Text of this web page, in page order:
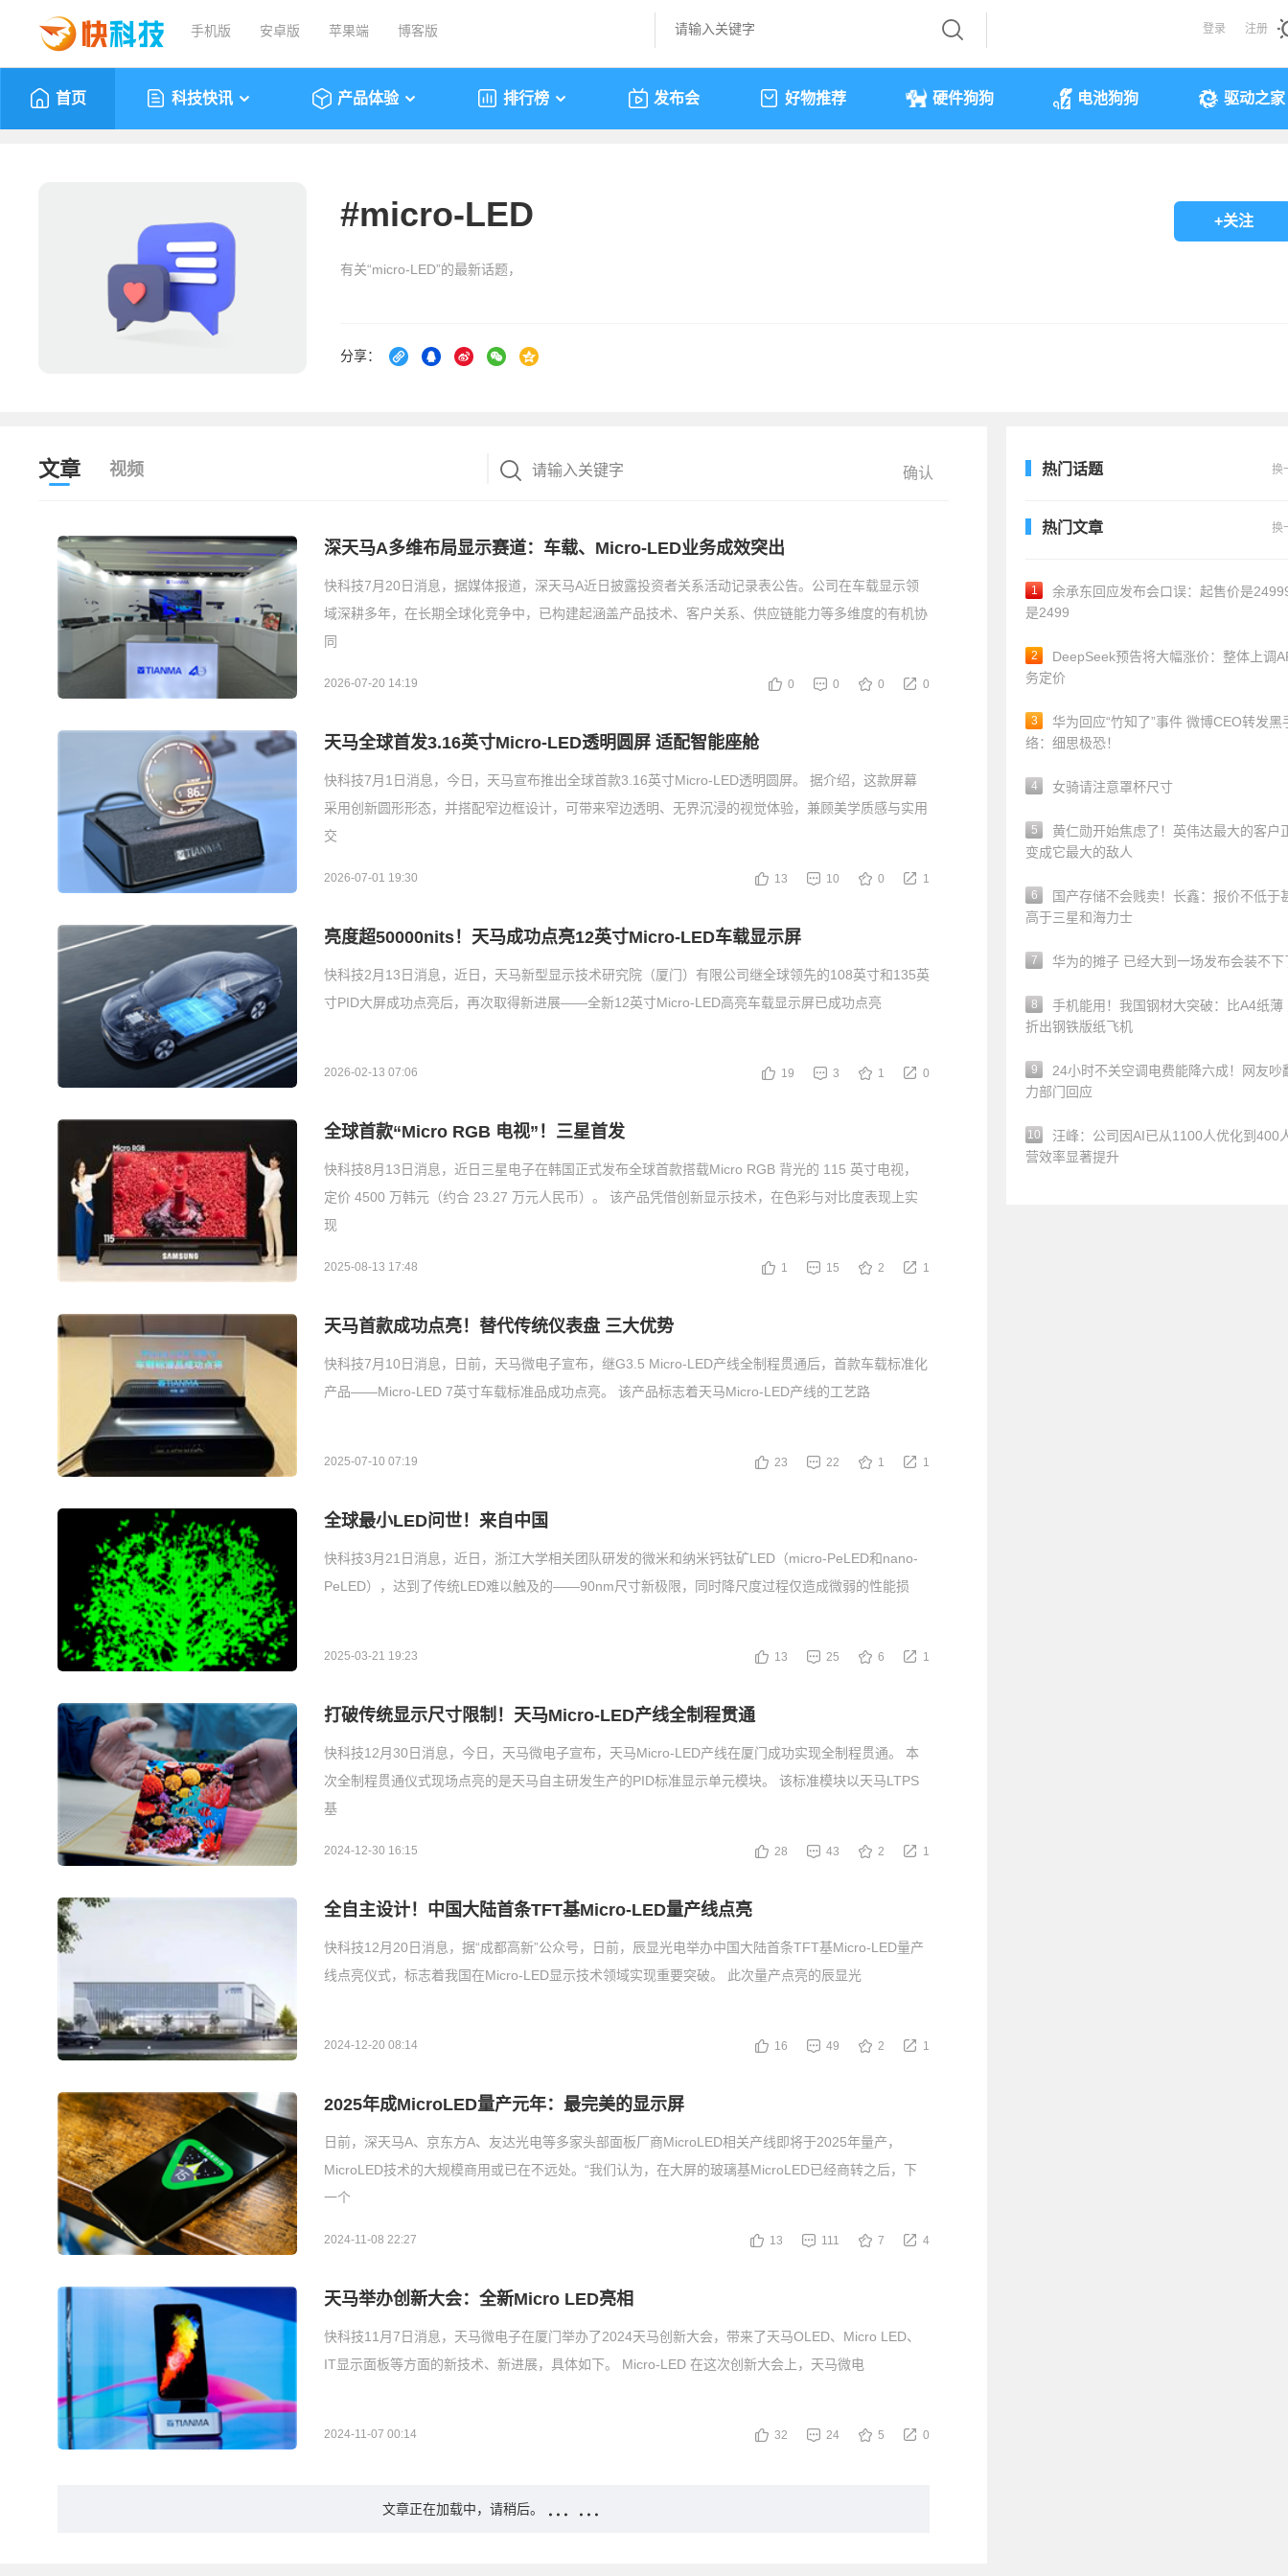
手机版 安卓版 苹果端 博客版 登录 注册
首页 科技快讯 产品体验 排行榜 发布会 好物推荐 硬件狗狗 电池狗狗 驱动之家
#micro-LED
有关“micro-LED”的最新话题，
分享：
+关注
文章 视频
深天马A多维布局显示赛道：车载、Micro-LED业务成效突出
快科技7月20日消息，据媒体报道，深天马A近日披露投资者关系活动记录表公告。公司在车载显示领
域深耕多年，在长期全球化竞争中，已构建起涵盖产品技术、客户关系、供应链能力等多维度的有机协
同
2026-07-20 14:19 0 0 0 0
天马全球首发3.16英寸Micro-LED透明圆屏 适配智能座舱
快科技7月1日消息，今日，天马宣布推出全球首款3.16英寸Micro-LED透明圆屏。 据介绍，这款屏幕
采用创新圆形形态，并搭配窄边框设计，可带来窄边透明、无界沉浸的视觉体验，兼顾美学质感与实用
交
2026-07-01 19:30 13 10 0 1
亮度超50000nits！天马成功点亮12英寸Micro-LED车载显示屏
快科技2月13日消息，近日，天马新型显示技术研究院（厦门）有限公司继全球领先的108英寸和135英
寸PID大屏成功点亮后，再次取得新进展——全新12英寸Micro-LED高亮车载显示屏已成功点亮
2026-02-13 07:06 19 3 1 0
全球首款“Micro RGB 电视”！三星首发
快科技8月13日消息，近日三星电子在韩国正式发布全球首款搭载Micro RGB 背光的 115 英寸电视，
定价 4500 万韩元（约合 23.27 万元人民币）。 该产品凭借创新显示技术，在色彩与对比度表现上实
现
2025-08-13 17:48 1 15 2 1
天马首款成功点亮！替代传统仪表盘 三大优势
快科技7月10日消息，日前，天马微电子宣布，继G3.5 Micro-LED产线全制程贯通后，首款车载标准化
产品——Micro-LED 7英寸车载标准品成功点亮。 该产品标志着天马Micro-LED产线的工艺路
2025-07-10 07:19 23 22 1 1
全球最小LED问世！来自中国
快科技3月21日消息，近日，浙江大学相关团队研发的微米和纳米钙钛矿LED（micro-PeLED和nano-
PeLED），达到了传统LED难以触及的——90nm尺寸新极限，同时降尺度过程仅造成微弱的性能损
2025-03-21 19:23 13 25 6 1
打破传统显示尺寸限制！天马Micro-LED产线全制程贯通
快科技12月30日消息，今日，天马微电子宣布，天马Micro-LED产线在厦门成功实现全制程贯通。 本
次全制程贯通仪式现场点亮的是天马自主研发生产的PID标准显示单元模块。 该标准模块以天马LTPS
基
2024-12-30 16:15 28 43 2 1
全自主设计！中国大陆首条TFT基Micro-LED量产线点亮
快科技12月20日消息，据“成都高新”公众号，日前，辰显光电举办中国大陆首条TFT基Micro-LED量产
线点亮仪式，标志着我国在Micro-LED显示技术领域实现重要突破。 此次量产点亮的辰显光
2024-12-20 08:14 16 49 2 1
2025年成MicroLED量产元年：最完美的显示屏
日前，深天马A、京东方A、友达光电等多家头部面板厂商MicroLED相关产线即将于2025年量产，
MicroLED技术的大规模商用或已在不远处。“我们认为，在大屏的玻璃基MicroLED已经商转之后，下
一个
2024-11-08 22:27 13 111 7 4
天马举办创新大会：全新Micro LED亮相
快科技11月7日消息，天马微电子在厦门举办了2024天马创新大会，带来了天马OLED、Micro LED、
IT显示面板等方面的新技术、新进展，具体如下。 Micro-LED 在这次创新大会上，天马微电
2024-11-07 00:14 32 24 5 0
文章正在加载中，请稍后。
热门话题 换
热门文章 换
1
余承东回应发布会口误：起售价是
是2499
2
DeepSeek预告将大幅涨价：整体上调
务定价
3
华为回应“竹知了”事件 微博CEO转发黑
络：细思极恐！
4 女骑请注意罩杯尺寸
5
黄仁勋开始焦虑了！英伟达最大的客户
变成它最大的敌人
6
国产存储不会贱卖！长鑫：报价不低于
高于三星和海力士
7 华为的摊子 已经大到一场发布会装不下
8
手机能用！我国钢材大突破：比A4纸薄
折出钢铁版纸飞机
9
24小时不关空调电费能降六成！网友吵
力部门回应
10
汪峰：公司因AI已从1100人优化到400
营效率显著提升